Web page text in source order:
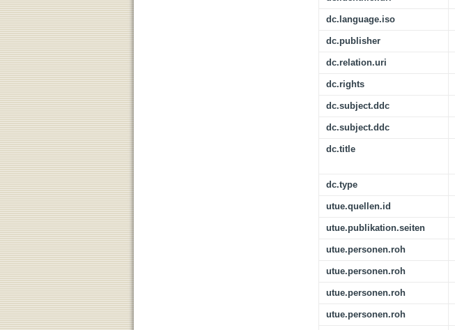
dc.language.iso
dc.publisher
dc.relation.uri
dc.rights
dc.subject.ddc
dc.subject.ddc
dc.title
dc.type
utue.quellen.id
utue.publikation.seiten
utue.personen.roh
utue.personen.roh
utue.personen.roh
utue.personen.roh